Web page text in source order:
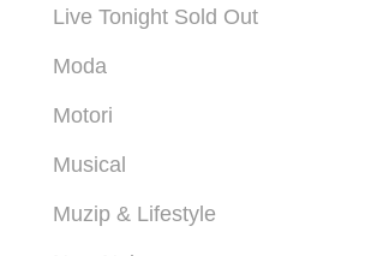
Live Tonight Sold Out
Moda
Motori
Musical
Muzip & Lifestyle